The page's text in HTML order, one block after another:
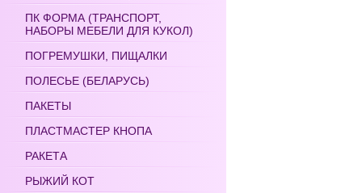
ПК ФОРМА (ТРАНСПОРТ,
НАБОРЫ МЕБЕЛИ ДЛЯ КУКОЛ)
ПОГРЕМУШКИ, ПИЩАЛКИ
ПОЛЕСЬЕ (БЕЛАРУСЬ)
ПАКЕТЫ
ПЛАСТМАСТЕР КНОПА
РАКЕТА
РЫЖИЙ КОТ